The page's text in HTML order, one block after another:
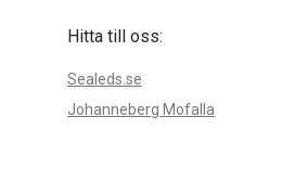
Hitta till oss:
Sealeds.se
Johanneberg Mofalla